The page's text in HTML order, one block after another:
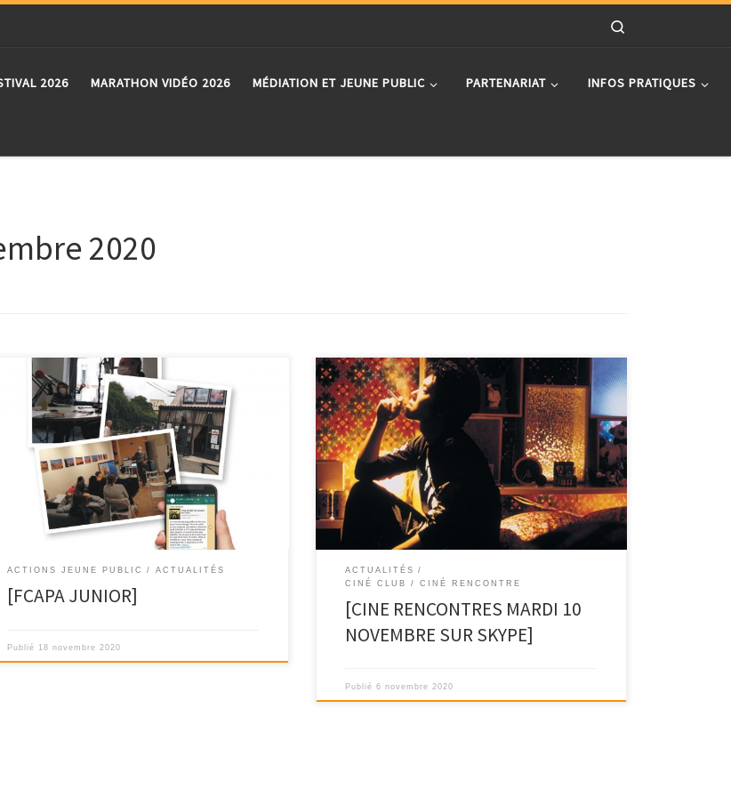
2026 MARATHON VIDÉO 2026 MÉDIATION ET JEUNE PUBLIC PARTENARIAT INFOS PRATIQUES
2020
Les séances du » FCAPA JUNIOR » continuent en ligne !
Les débats et les échanges […]
ACTIONS JEUNE PUBLIC ACTUALITÉS
[FCAPA JUNIOR]
Publié 18 novembre 2020
La semaine prochaine, à 18h sur Skype, nous
échangerons autour du film Millennium Mambo de Hou
Hsia […]
ACTUALITÉS
CINÉ CLUB / CINÉ RENCONTRE
[CINE RENCONTRES MARDI 10
NOVEMBRE SUR SKYPE]
Publié6 novembre 2020